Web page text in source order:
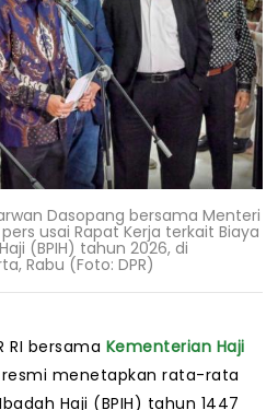
Dasopang bersama Menteri
usai Rapat Kerja terkait Biaya
(BPIH) tahun 2026, di
Rabu (Foto: DPR)
RI bersama Kementerian Haji
menetapkan rata-rata
Haji (BPIH) tahun 1447